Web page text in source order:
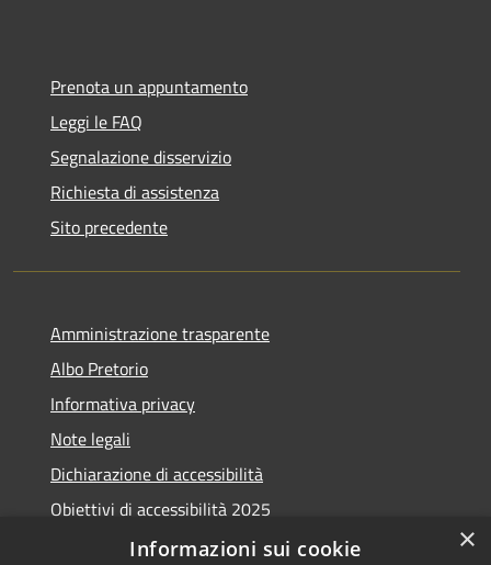
Prenota un appuntamento
Leggi le FAQ
Segnalazione disservizio
Richiesta di assistenza
Sito precedente
Amministrazione trasparente
Albo Pretorio
Informativa privacy
Note legali
Dichiarazione di accessibilità
Obiettivi di accessibilità 2025
Meccanismo di feedback
×
Informazioni sui cookie